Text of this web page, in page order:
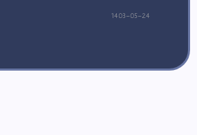
1403-05-24